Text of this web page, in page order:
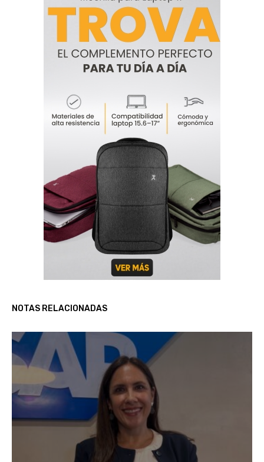
NOTAS RELACIONADAS